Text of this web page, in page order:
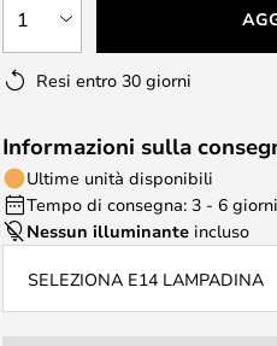
1
Resi entro 30 giorni
Informazioni sulla
Ultime unità disponibili
Tempo di consegna: 3 - 6
Nessun illuminante incluso
SELEZIONA E14 LAMPADINA